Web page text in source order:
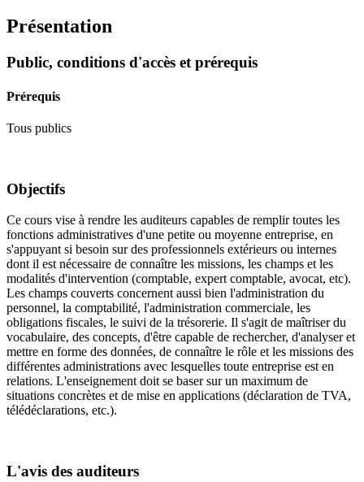
Présentation
Public, conditions d'accès et prérequis
Prérequis
Tous publics
Objectifs
Ce cours vise à rendre les auditeurs capables de remplir toutes les
fonctions administratives d'une petite ou moyenne entreprise, en
s'appuyant si besoin sur des professionnels extérieurs ou internes
dont il est nécessaire de connaître les missions, les champs et les
modalités d'intervention (comptable, expert comptable, avocat, etc).
Les champs couverts concernent aussi bien l'administration du
personnel, la comptabilité, l'administration commerciale, les
obligations fiscales, le suivi de la trésorerie. Il s'agit de maîtriser du
vocabulaire, des concepts, d'être capable de rechercher, d'analyser et
mettre en forme des données, de connaître le rôle et les missions des
différentes administrations avec lesquelles toute entreprise est en
relations. L'enseignement doit se baser sur un maximum de
situations concrètes et de mise en applications (déclaration de TVA,
télédéclarations, etc.).
L'avis des auditeurs